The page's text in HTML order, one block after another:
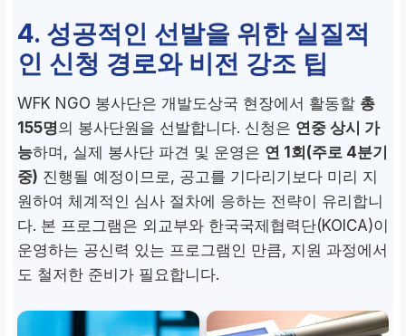
4. 성공적인 선발을 위한 실질적
인 신청 경로와 비전 강조 팁
WFK NGO 봉사단은 개발도상국 현장에서 활동할 총
155명의 봉사단원을 선발합니다. 신청은 연중 상시 가
능하며, 실제 봉사단 파견 및 운영은 연 1회(주로 4분기
중) 진행될 예정이므로, 공고를 기다리기보다 미리 지
원하여 체계적인 심사 절차에 응하는 전략이 유리합니
다. 본 프로그램은 외교부와 한국국제협력단(KOICA)이
운영하는 공신력 있는 프로그램인 만큼, 지원 과정에서
도 철저한 준비가 필요합니다.